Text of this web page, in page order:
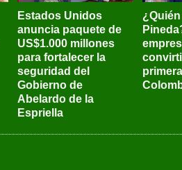
Estados Unidos
anuncia paquete de
US$1.000 millones
para fortalecer la
seguridad del
Gobierno de
Abelardo de la
Espriella